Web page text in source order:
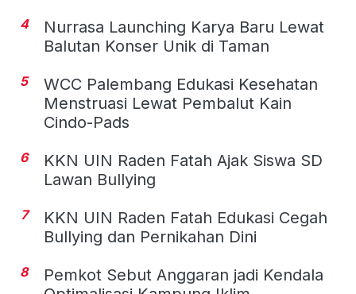
4
Nurrasa Launching Karya Baru Lewat
Balutan Konser Unik di Taman
5
WCC Palembang Edukasi Kesehatan
Menstruasi Lewat Pembalut Kain
Cindo-Pads
6
KKN UIN Raden Fatah Ajak Siswa SD
Lawan Bullying
7
KKN UIN Raden Fatah Edukasi Cegah
Bullying dan Pernikahan Dini
8
Pemkot Sebut Anggaran jadi Kendala